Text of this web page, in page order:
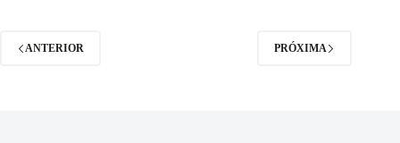
ANTERIOR PRÓXIMA